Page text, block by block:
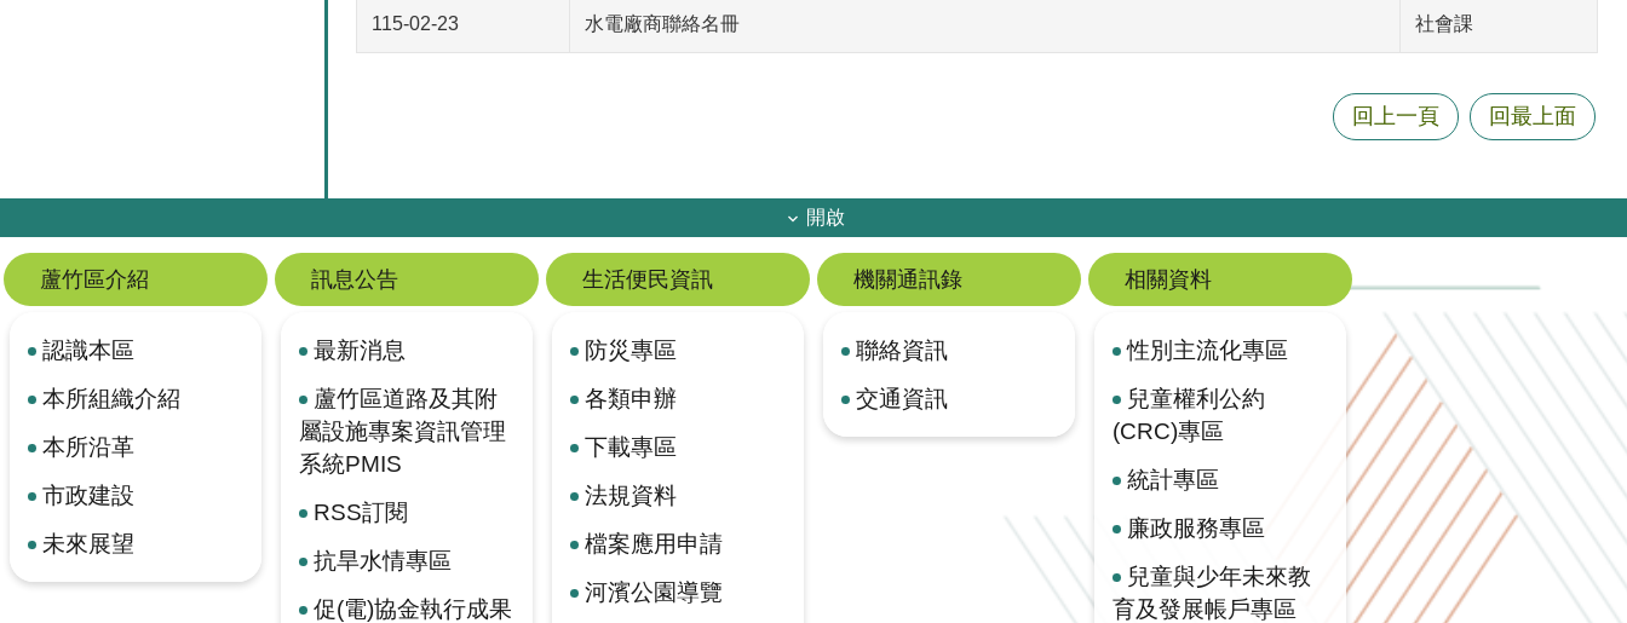
115-02-23 水電廠商聯絡名冊 社會課
回上一頁 回最上面
開啟
蘆竹區介紹
認識本區
本所組織介紹
本所沿革
市政建設
未來展望
訊息公告
最新消息
蘆竹區道路及其附
屬設施專案資訊管理
系統PMIS
RSS訂閱
抗旱水情專區
促(電)協金執行成果
生活便民資訊
防災專區
各類申辦
下載專區
法規資料
檔案應用申請
河濱公園導覽
機關通訊錄
聯絡資訊
交通資訊
相關資料
性別主流化專區
兒童權利公約
(CRC)專區
統計專區
廉政服務專區
兒童與少年未來教
育及發展帳戶專區